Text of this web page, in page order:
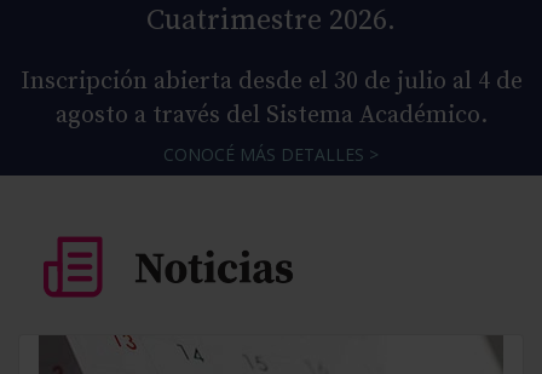
Cuatrimestre 2026.
Inscripción abierta desde el 30 de julio al 4 de
agosto a través del Sistema Académico.
CONOCÉ MÁS DETALLES >